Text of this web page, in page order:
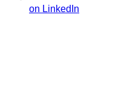
on LinkedIn